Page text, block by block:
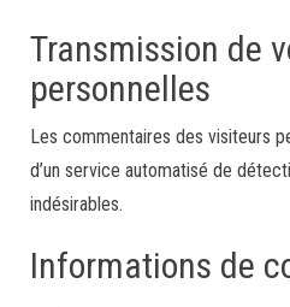
Transmission de
personnelles
Les commentaires des visiteurs
d’un service automatisé de
indésirables.
Informations de